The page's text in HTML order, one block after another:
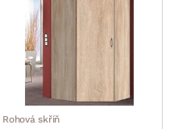
Rohová skříň